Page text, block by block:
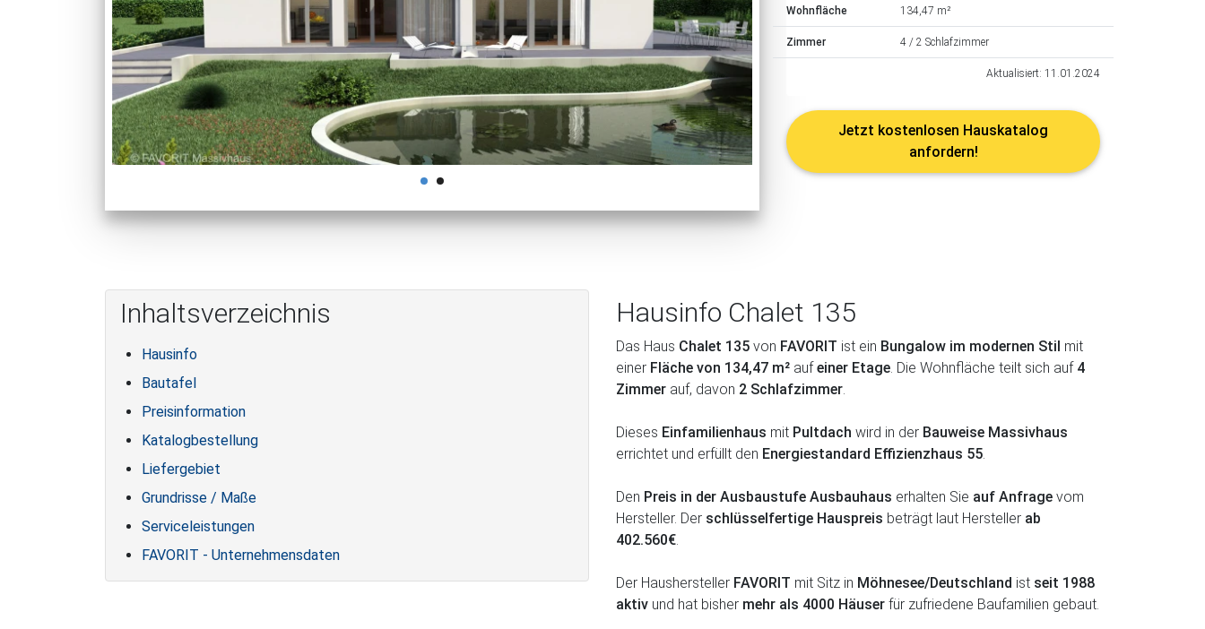
Wohnfläche 134,47 m²
Zimmer 4 / 2 Schlafzimmer
Aktualisiert: 11.01.2024
Jetzt kostenlosen Hauskatalog
anfordern!
Inhaltsverzeichnis
Hausinfo
Bautafel
Preisinformation
Katalogbestellung
Liefergebiet
Grundrisse / Maße
Serviceleistungen
FAVORIT - Unternehmensdaten
Hausinfo Chalet 135
Das Haus Chalet 135 von FAVORIT ist ein Bungalow im modernen Stil mit
einer Fläche von 134,47 m² aufeiner Etage . Die Wohnfläche teilt sich auf 4
Zimmer auf, davon 2 Schlafzimmer
Dieses Einfamilienhaus mit Pultdach wird in der Bauweise Massivhaus
errichtet und erfüllt den Energiestandard Effizienzhaus 55
Den Preis in der Ausbaustufe Ausbauhaus erhalten Sie auf Anfrage vom
Hersteller. Der schlüsselfertige Hauspreis beträgt laut Hersteller ab
402.560€
Der Haushersteller FAVORIT mit Sitz in Möhnesee/Deutschland ist seit 1988
aktiv und hat bisher mehr als 4000 Häuser für zufriedene Baufamilien gebaut.